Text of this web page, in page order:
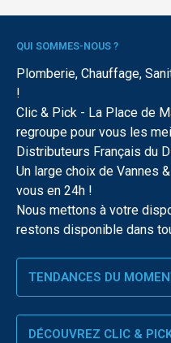
QUI SOMMES-NOUS ?
Plomberie, Chauffage,
!
Clic & Pick - La Place de
regroupe pour vous les
Distributeurs Français du
Un large choix de Vannes
vous en 24h !
Nous mettons à votre
restons disponible dans
TENDANCES DU
DÉCOUVREZ CLIC &